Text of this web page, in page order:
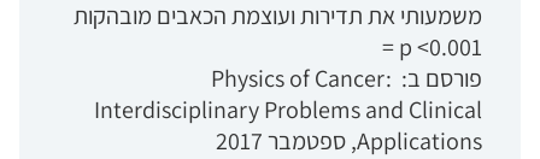
משמעותי את תדירות ועוצמת הכאבים מובהקות
p <0.001 =
פורסם ב: Physics of Cancer:
Interdisciplinary Problems and Clinical
Applications, ספטמבר 2017